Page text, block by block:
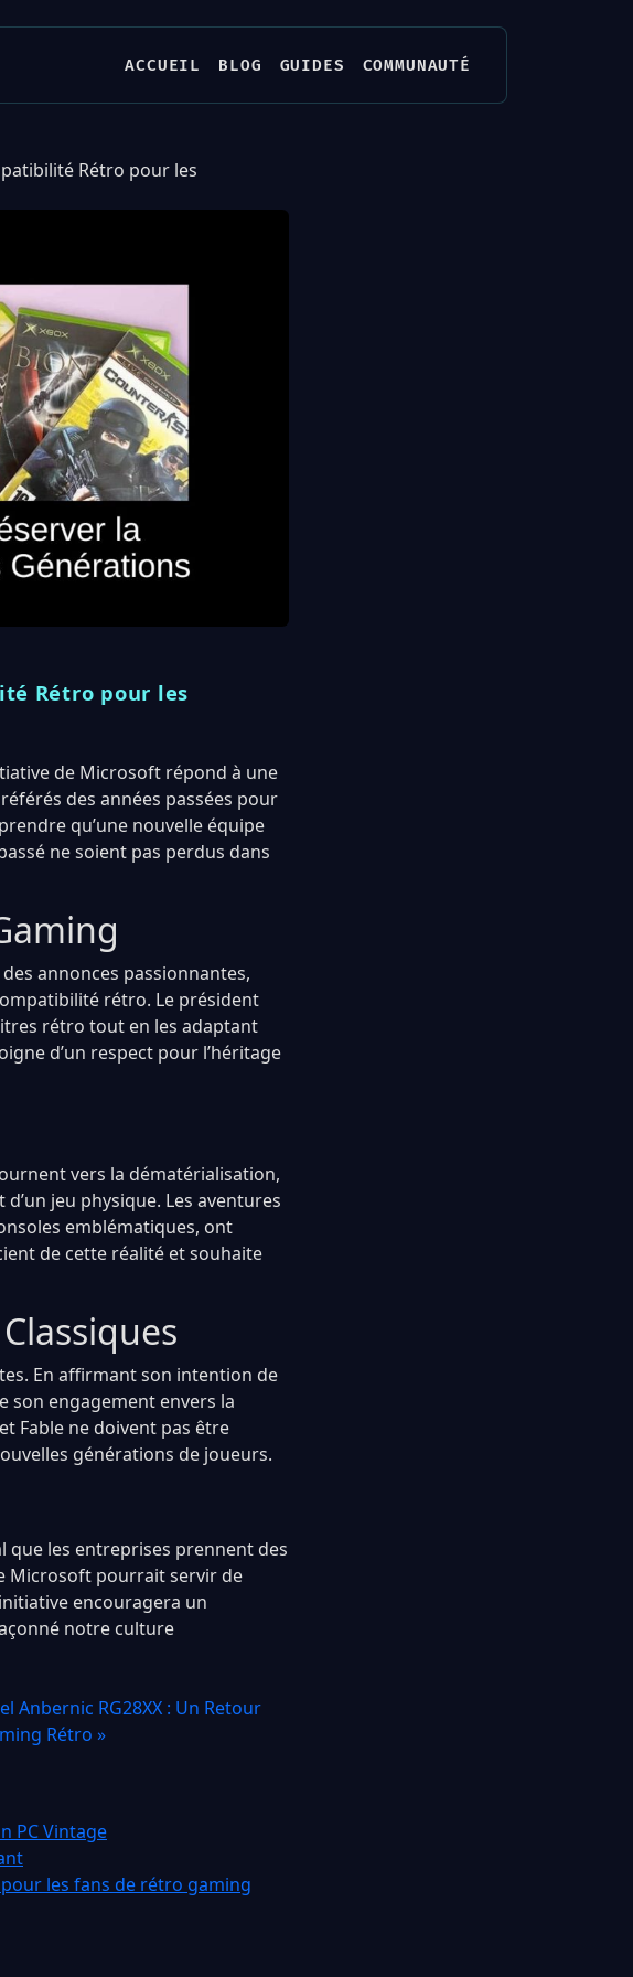
ACCUEIL BLOG GUIDES COMMUNAUTÉ
Rétro pour les
Rétro pour les
de Microsoft répond à une
des années passées pour
qu’une nouvelle équipe
ne soient pas perdus dans
annonces passionnantes,
rétro. Le président
rétro tout en les adaptant
d’un respect pour l’héritage
vers la dématérialisation,
jeu physique. Les aventures
emblématiques, ont
de cette réalité et souhaite
En affirmant son intention de
engagement envers la
Fable ne doivent pas être
générations de joueurs.
que les entreprises prennent des
Microsoft pourrait servir de
encouragera un
notre culture
Anbernic RG28XX : Un Retour
Rétro »
PC Vintage
les fans de rétro gaming